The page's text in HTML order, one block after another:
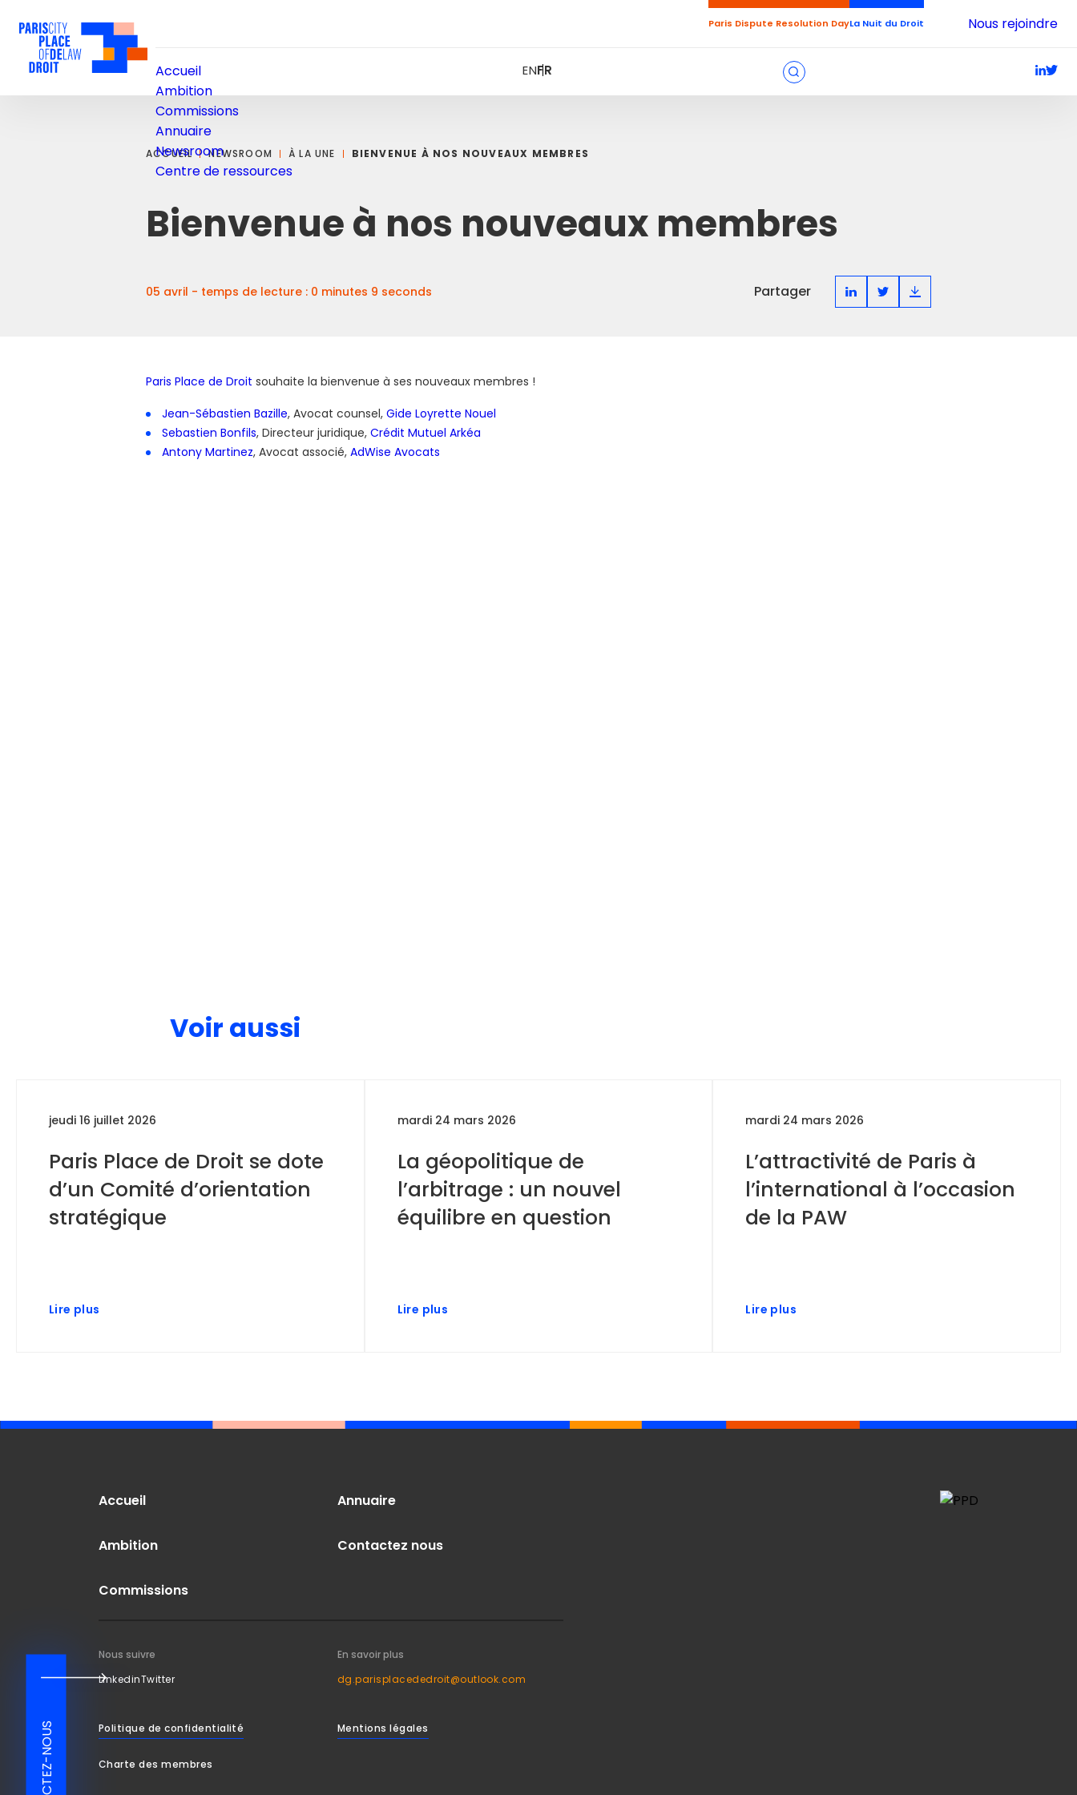
Paris Dispute Resolution DayLa Nuit du Droit Nous rejoindre
Accueil
Ambition
Commissions
Annuaire
Newsroom
Centre de ressources
ENFR
ACCUEIL NEWSROOM À LA UNE BIENVENUE À NOS NOUVEAUX MEMBRES
Bienvenue à nos nouveaux membres
05 avril - temps de lecture : 0 minutes 9 seconds Partager
Paris Place de Droit souhaite la bienvenue à ses nouveaux membres !
Jean-Sébastien Bazille, Avocat counsel, Gide Loyrette Nouel
Sebastien Bonfils, Directeur juridique, Crédit Mutuel Arkéa
Antony Martinez, Avocat associé, AdWise Avocats
Voir aussi
jeudi 16 juillet 2026
Paris Place de Droit se dote
d’un Comité d’orientation
stratégique
Lire plus
mardi 24 mars 2026
La géopolitique de
l’arbitrage : un nouvel
équilibre en question
Lire plus
mardi 24 mars 2026
L’attractivité de Paris à
l’international à l’occasion
de la PAW
Lire plus
Accueil
Ambition
Commissions
Annuaire
Contactez nous
Nous suivre
LinkedinTwitter
En savoir plus
dg.parisplacededroit@outlook.com
Politique de confidentialité
Charte des membres
Mentions légales